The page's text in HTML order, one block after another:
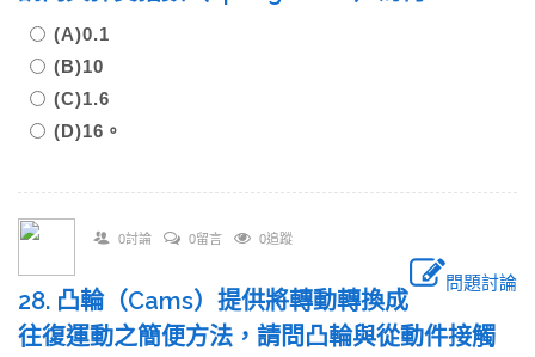
(A)0.1
(B)10
(C)1.6
(D)16。
0討論 0留言 0追蹤
問題討論
28. 凸輪（Cams）提供將轉動轉換成
往復運動之簡便方法，請問凸輪與從動件接觸